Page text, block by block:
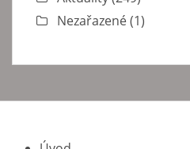
Nezařazené(1)